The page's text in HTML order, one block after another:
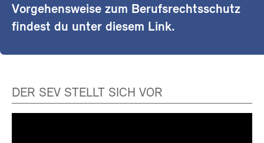
Vorgehensweise zum Berufsrechtsschutz
findest du unter diesem Link.
DER SEV STELLT SICH VOR